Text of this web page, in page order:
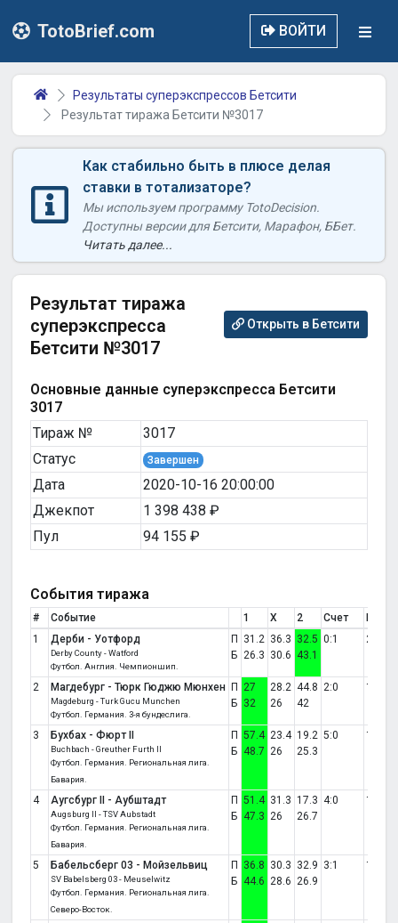
TotoBrief.com ВОЙТИ
Результаты суперэкспрессов Бетсити
Результат тиража Бетсити №3017
Как стабильно быть в плюсе делая
ставки в тотализаторе?
Мы используем программу TotoDecision.
Доступны версии для Бетсити, Марафон, ББет.
Читать далее...
Результат тиража
суперэкспресса
Бетсити №3017
Открыть в Бетсити
Основные данные суперэкспресса Бетсити
3017
Тираж №
3017
Статус
Завершен
Дата
2020-10-16 20:00:00
Джекпот
1 398 438 ₽
Пул
94 155 ₽
События тиража
# Событие 1 X 2 Счет
1
Дерби - Уотфорд
Derby County - Watford
Футбол. Англия. Чемпионшип.
П
Б
31.2
26.3
36.3
30.6
32.5
43.1
0:1 2
2 Магдебург - Тюрк Гюджю Мюнхен
Magdeburg - Turk Gucu Munchen
Футбол. Германия. 3-я бундеслига.
П
Б
27
32
28.2
26
44.8
42
2:0 1
3 Бухбах - Фюрт II
Buchbach - Greuther Furth II
Футбол. Германия. Региональная лига.
Бавария.
П
Б
57.4
48.7
23.4
26
19.2
25.3
5:0 1
4 Аугсбург II - Аубштадт
Augsburg II - TSV Aubstadt
Футбол. Германия. Региональная лига.
Бавария.
П
Б
51.4
47.3
31.3
26
17.3
26.7
4:0 1
5 Бабельсберг 03 - Мойзельвиц
SV Babelsberg 03 - Meuselwitz
Футбол. Германия. Региональная лига.
Северо-Восток.
П
Б
36.8
44.6
30.3
28.6
32.9
26.9
3:1 1